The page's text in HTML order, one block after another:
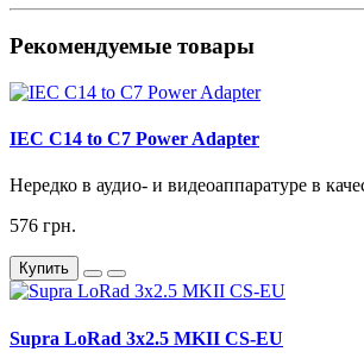
Рекомендуемые товары
IEC C14 to C7 Power Adapter
Нередко в аудио- и видеоаппаратуре в
576 грн.
Купить
Supra LoRad 3x2.5 MKII CS-EU